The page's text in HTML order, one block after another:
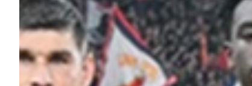
Robe di Kappa x Genoa
Vintage Collection
Red&Blue Voices